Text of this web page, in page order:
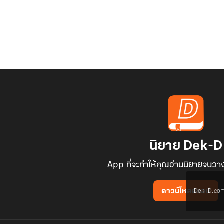
นิยาย Dek-D
App ที่จะทำให้คุณอ่านนิยายจนวา
ดาวน์โหลดแอป
Dek-